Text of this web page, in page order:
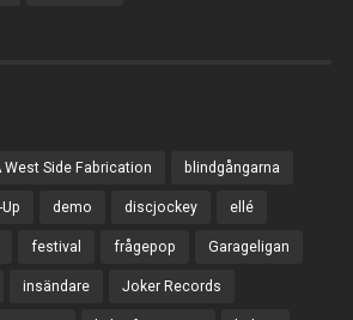
West Side Fabrication blindgångarna
demo discjockey ellé
festival frågepop Garageligan
insändare Joker Records